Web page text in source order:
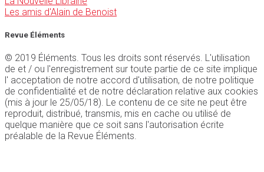
Les amis d'Alain de Benoist
Revue Éléments
© 2019 Éléments. Tous les droits sont réservés. L'utilisation
de et / ou l'enregistrement sur toute partie de ce site implique
l' acceptation de notre accord d'utilisation, de notre politique
de confidentialité et de notre déclaration relative aux cookies
(mis à jour le 25/05/18). Le contenu de ce site ne peut être
reproduit, distribué, transmis, mis en cache ou utilisé de
quelque manière que ce soit sans l'autorisation écrite
préalable de la Revue Éléments.